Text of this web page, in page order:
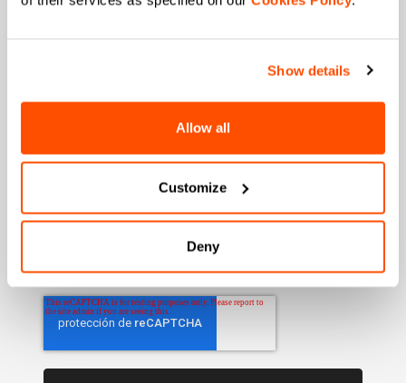
Show details
Allow all
Customize
Deny
Autorizo a Manifattura Valcismon a realizar
correos electrónicos con actualizaciones, ofertas y
promociones reservadas a clientes.
Autorizo a Manifattura Valcismon a analizar mis
la oferta comercial y personalizar las
comunicaciones de marketing.